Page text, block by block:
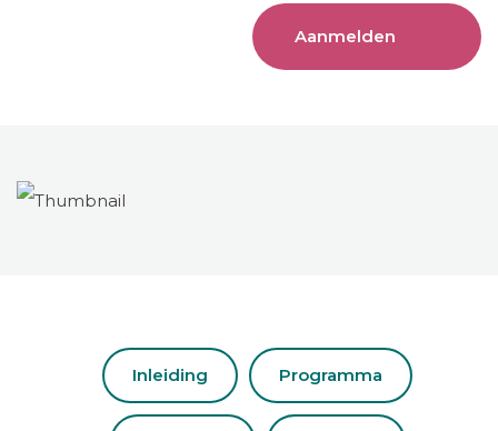
Aanmelden
Inleiding Programma